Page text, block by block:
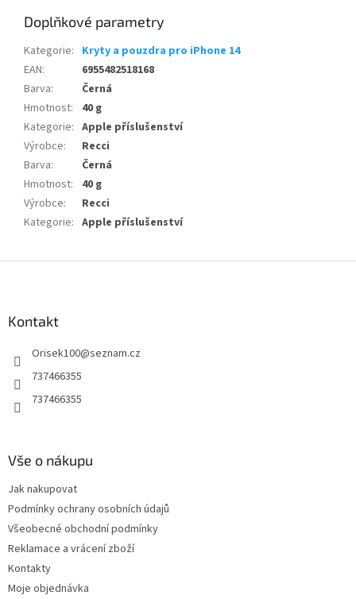
Doplňkové parametry
Kategorie: Kryty a pouzdra pro iPhone 14
EAN:
6955482518168
Barva:
Černá
Hmotnost:
40 g
Kategorie: Apple příslušenství
Výrobce:
Recci
Barva:
Černá
Hmotnost:
40 g
Výrobce:
Recci
Kategorie: Apple příslušenství
Kontakt
Orisek100@seznam.cz
737466355
737466355
Vše o nákupu
Jak nakupovat
Podmínky ochrany osobních údajů
Všeobecné obchodní podmínky
Reklamace a vrácení zboží
Kontakty
Moje objednávka